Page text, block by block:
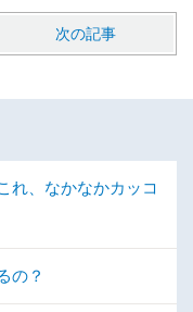
次の記事
れ、なかなかカッコ
の？